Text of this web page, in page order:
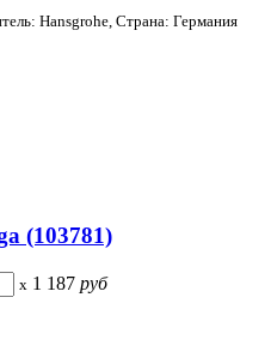
Hansgrohe, Страна: Германия
(103781)
x 1 187 руб